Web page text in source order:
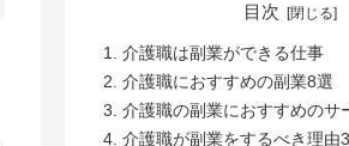
目次
介護職は副業ができる仕事
介護職におすすめの副業8選
介護職の副業におすすめのサ
介護職が副業をするべき理由